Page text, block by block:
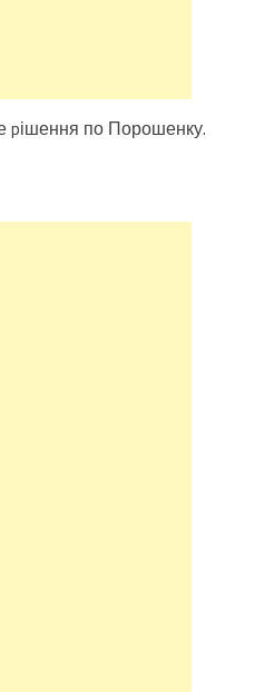
pішення по Порошенку.